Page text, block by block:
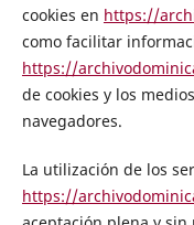
cookies en https://
como facilitar
https://
de cookies y los
navegadores.
La utilización de los
https://